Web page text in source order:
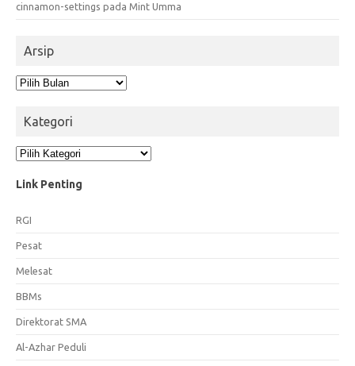
cinnamon-settings pada Mint Umma
Arsip
Arsip
Kategori
Kategori
Link Penting
RGI
Pesat
Melesat
BBMs
Direktorat SMA
Al-Azhar Peduli